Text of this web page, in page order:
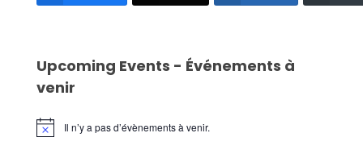
Upcoming Events - Événements à
venir
Notice Il n’y a pas d’évènements à venir.